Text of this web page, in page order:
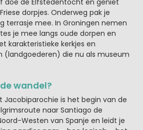
dorpjes. Onderweg pak je
terrasje mee. In Groningen nemen
je mee langs oude dorpen en
karakteristieke kerkjes en
(landgoederen) die nu als museum
wandel?
Jacobiparochie is het begin van de
naar Santiago de
Westen van Spanje en leidt je